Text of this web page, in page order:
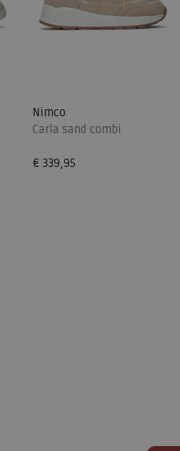
Nimco
Carla sand combi
€ 339,95